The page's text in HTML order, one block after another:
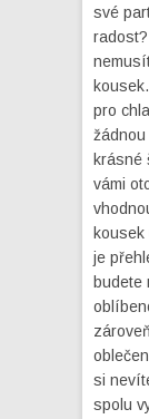
své
pro
krásné
vámi
je
budete
si
spolu